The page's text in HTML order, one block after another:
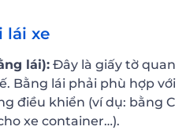
lái xe
lái): Đây là giấy tờ quan
Bằng lái phải phù hợp với
điều khiển (ví dụ: bằng C
xe container…).